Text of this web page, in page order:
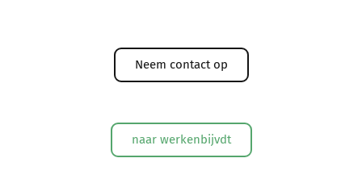
Neem contact op
naar werkenbijvdt